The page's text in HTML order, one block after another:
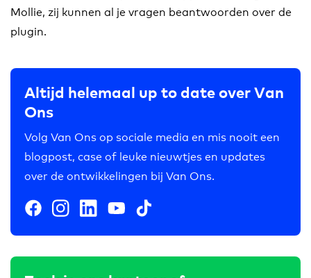
Mollie, zij kunnen al je vragen beantwoorden over de
plugin.
Altijd helemaal up to date over Van
Ons
Volg Van Ons op sociale media en mis nooit een
blogpost, case of leuke nieuwtjes en updates
over de ontwikkelingen bij Van Ons.